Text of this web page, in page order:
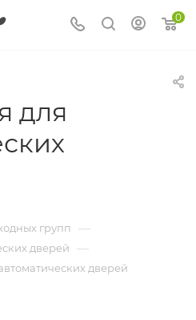
0
для
групп —
дверей —
дверей